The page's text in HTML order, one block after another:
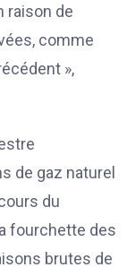
raison de
comme
»,
de gaz naturel
du
fourchette des
brutes de